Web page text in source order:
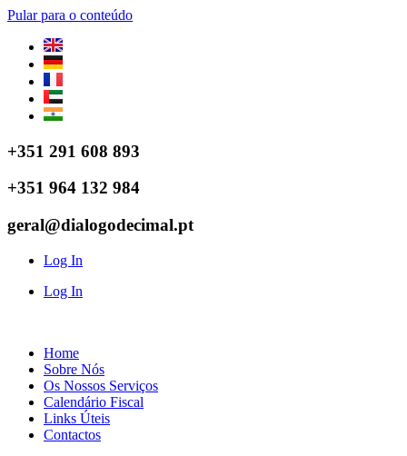
Pular para o conteúdo
+351 291 608 893
+351 964 132 984
geral@dialogodecimal.pt
Log In
Log In
Home
Sobre Nós
Os Nossos Serviços
Calendário Fiscal
Links Úteis
Contactos